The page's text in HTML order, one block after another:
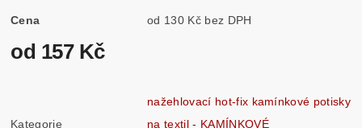
Cena od 130 Kč bez DPH
od 157 Kč
Kategorie
nažehlovací hot-fix kamínkové potisky
na textil - KAMÍNKOVÉ